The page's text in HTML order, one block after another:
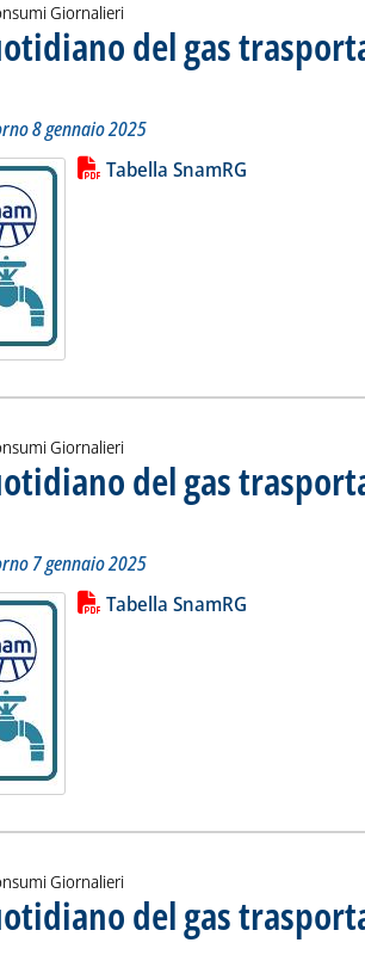
Giornalieri
del gas
Preconsuntivo del giorno 8 gennaio 2025
giovedì 09 gennaio 2025 alle 12.39.
8 gennaio 2025
Leggi tutta la notizia: 'Bilancio
alla notiziaTabella SnamRG
Giornalieri
del gas
Preconsuntivo del giorno 7 gennaio 2025
mercoledì 08 gennaio 2025 alle 11.17.
7 gennaio 2025
Leggi tutta la notizia: 'Bilancio
alla notiziaTabella SnamRG
Giornalieri
del gas
Preconsuntivo del giorno 6 gennaio 2025
martedì 07 gennaio 2025 alle 11.20.